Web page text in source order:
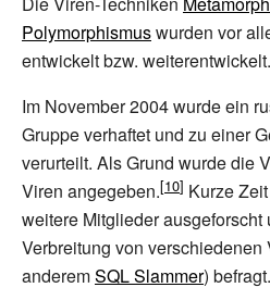
Polymorphismuswurden vor
entwickelt bzw. weiterentwickelt.
Im November 2004 wurde ein
Gruppe verhaftet und zu einer
verurteilt. Als Grund wurde die
Viren angegeben.
Kurze
weitere Mitglieder
Verbreitung von
anderemSQL Slammer) befragt.